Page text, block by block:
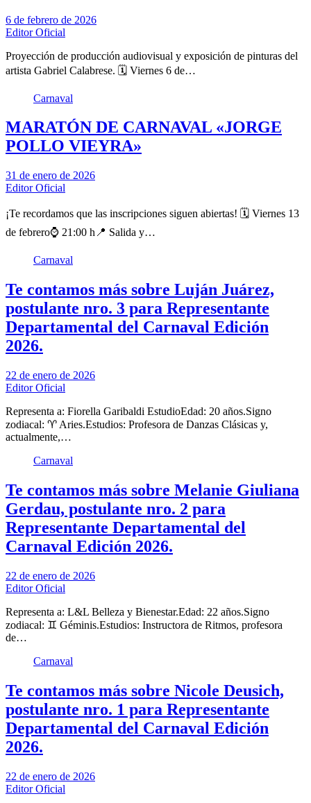
6 de febrero de 2026
Editor Oficial
Proyección de producción audiovisual y exposición de pinturas del
artista Gabriel Calabrese. 🗓️ Viernes 6 de…
Carnaval
MARATÓN DE CARNAVAL «JORGE
POLLO VIEYRA»
31 de enero de 2026
Editor Oficial
¡Te recordamos que las inscripciones siguen abiertas! 🗓️ Viernes 13
de febrero⌚ 21:00 h📍 Salida y…
Carnaval
Te contamos más sobre Luján Juárez,
postulante nro. 3 para Representante
Departamental del Carnaval Edición
2026.
22 de enero de 2026
Editor Oficial
Representa a: Fiorella Garibaldi EstudioEdad: 20 años.Signo
zodiacal: ♈ Aries.Estudios: Profesora de Danzas Clásicas y,
actualmente,…
Carnaval
Te contamos más sobre Melanie Giuliana
Gerdau, postulante nro. 2 para
Representante Departamental del
Carnaval Edición 2026.
22 de enero de 2026
Editor Oficial
Representa a: L&L Belleza y Bienestar.Edad: 22 años.Signo
zodiacal: ♊ Géminis.Estudios: Instructora de Ritmos, profesora
de…
Carnaval
Te contamos más sobre Nicole Deusich,
postulante nro. 1 para Representante
Departamental del Carnaval Edición
2026.
22 de enero de 2026
Editor Oficial